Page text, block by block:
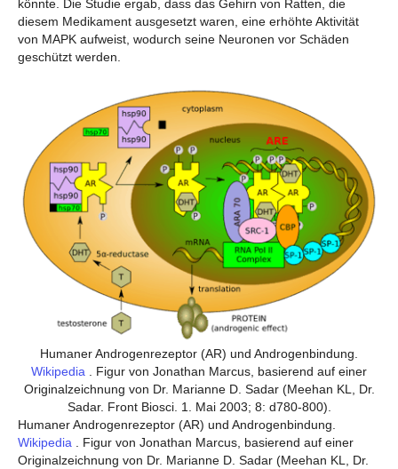
könnte. Die Studie ergab, dass das Gehirn von Ratten, die
diesem Medikament ausgesetzt waren, eine erhöhte Aktivität
von MAPK aufweist, wodurch seine Neuronen vor Schäden
geschützt werden.
Humaner Androgenrezeptor (AR) und Androgenbindung.
Wikipedia . Figur von Jonathan Marcus, basierend auf einer
Originalzeichnung von Dr. Marianne D. Sadar (Meehan KL, Dr.
Sadar. Front Biosci. 1. Mai 2003; 8: d780-800).
Humaner Androgenrezeptor (AR) und Androgenbindung.
Wikipedia . Figur von Jonathan Marcus, basierend auf einer
Originalzeichnung von Dr. Marianne D. Sadar (Meehan KL, Dr.